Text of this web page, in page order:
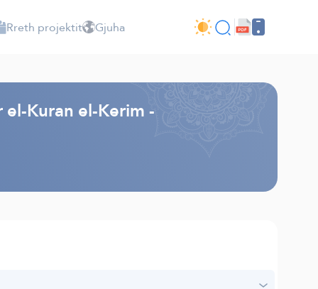
Rreth projektit Gjuha
Kuran el-Kerim -